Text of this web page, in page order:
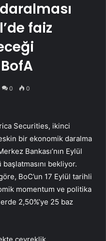
faiz
0 0
Securities, ikinci
bir ekonomik daralma
Bankası’nın Eylül
bekliyor.
BoC’un 17 Eylül tarihli
momentum ve politika
2,50%’ye 25 baz